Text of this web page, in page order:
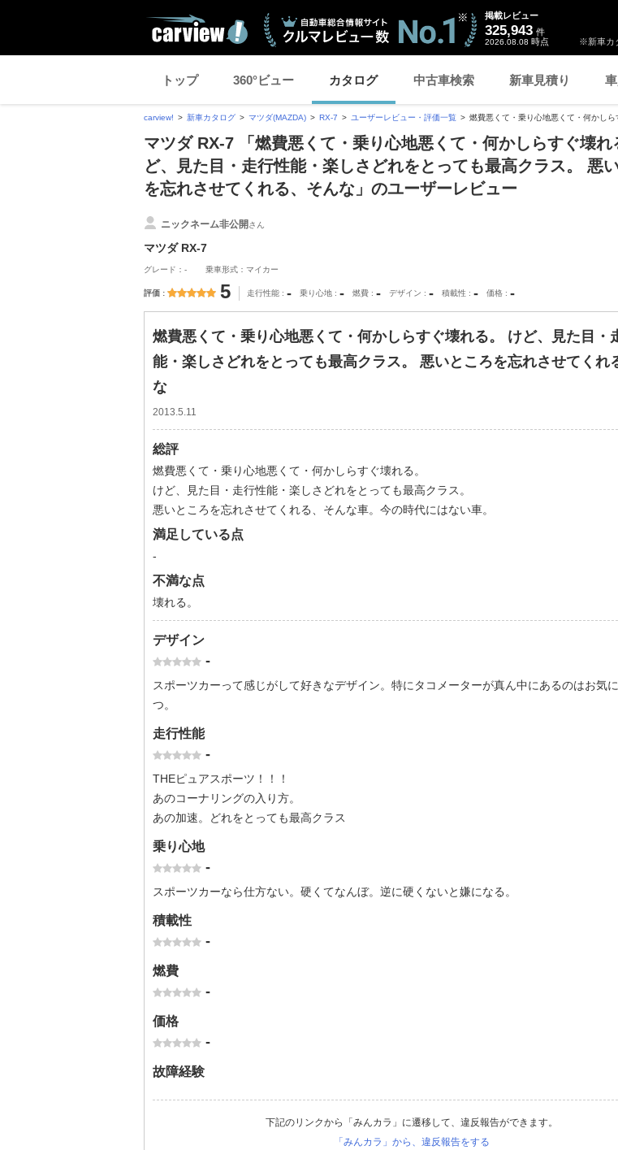
※新車カ
掲載レビュー
325,943 件
2026.08.08 時点
トップ 360°ビュー カタログ 中古車検索 新車見積り
carview! 新車カタログ マツダ(MAZDA) RX-7 ユーザーレビュー・評価一覧 燃費悪くて・乗り心地悪くて・何かしら
マツダ RX-7 「燃費悪くて・乗り心地悪くて・何かしらすぐ壊れ
ど、見た目・走行性能・楽しさどれをとっても最高クラス。 悪
を忘れさせてくれる、そんな」のユーザーレビュー
ニックネーム非公開さん
マツダ RX-7
グレード：- 乗車形式：マイカー
評価 5 走行性能 - 乗り心地 - 燃費 - デザイン - 積載性 - 価格 -
燃費悪くて・乗り心地悪くて・何かしらすぐ壊れる。 けど、見た目・
能・楽しさどれをとっても最高クラス。 悪いところを忘れさせてくれ
な
2013.5.11
総評
燃費悪くて・乗り心地悪くて・何かしらすぐ壊れる。
けど、見た目・走行性能・楽しさどれをとっても最高クラス。
悪いところを忘れさせてくれる、そんな車。今の時代にはない車。
満足している点
-
不満な点
壊れる。
デザイン
-
スポーツカーって感じがして好きなデザイン。特にタコメーターが真ん中にあるのはお気に
つ。
走行性能
-
THEピュアスポーツ！！！
あのコーナリングの入り方。
あの加速。どれをとっても最高クラス
乗り心地
-
スポーツカーなら仕方ない。硬くてなんぼ。逆に硬くないと嫌になる。
積載性
-
燃費
-
価格
-
故障経験
下記のリンクから「みんカラ」に遷移して、違反報告ができます。
「みんカラ」から、違反報告をする